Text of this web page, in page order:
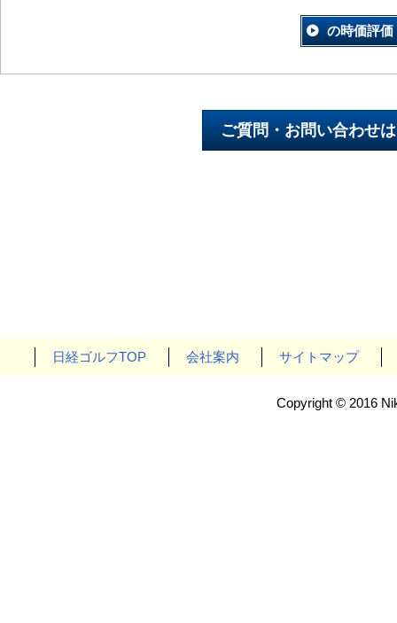
の時価評価
日経ゴルフTOP 会社案内 サイトマップ
Copyright © 2016